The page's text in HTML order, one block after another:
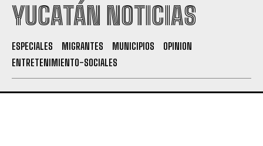
YUCATÁN NOTICIAS
ESPECIALES MIGRANTES MUNICIPIOS
OPINION
ENTRETENIMIENTO-SOCIALES